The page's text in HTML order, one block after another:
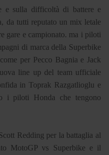
e sulla difficoltà di battere e
da tutti reputato un mix letale
gare e campionato. ma i piloti
di marca della Superbike
per Pecco Bagnia e Jack
line up del team ufficiale
in Toprak Razgatlioglu e
i piloti Honda che tengono
Redding per la battaglia al
MotoGP vs Superbike e il